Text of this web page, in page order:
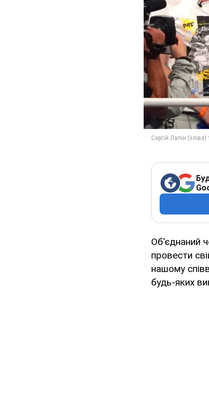
Об'єднаний
провести
нашому
будь-яких